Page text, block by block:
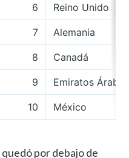
6 Reino Unido
7 Alemania
8 Canadá
9 Emiratos
10 México
por debajo de